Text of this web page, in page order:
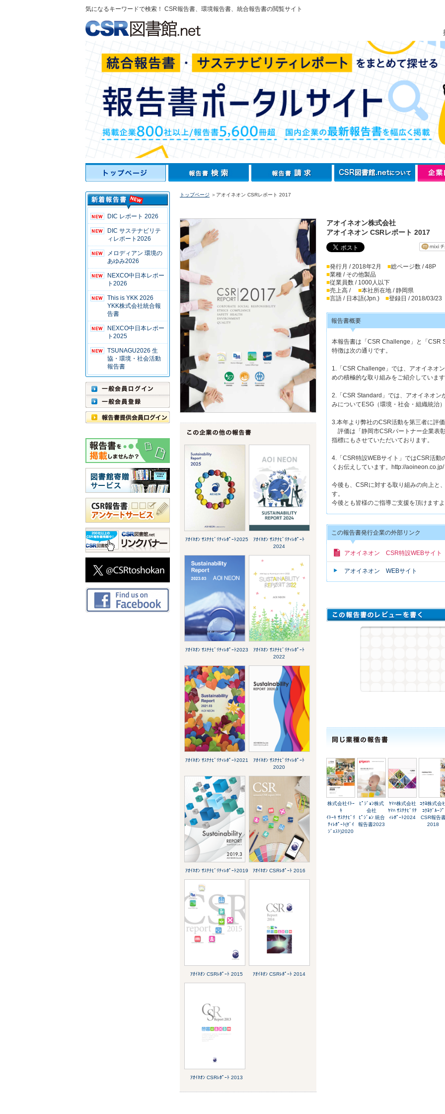
気になるキーワードで検索！ CSR報告書、環境報告書、統合報告書の閲覧サイト
DIC レポート 2026
DIC サステナビリテ
ィレポート2026
メロディアン 環境の
あゆみ2026
NEXCO中日本レポー
ト2026
This is YKK 2026
YKK株式会社統合報
告書
NEXCO中日本レポー
ト2025
TSUNAGU2026 生
協・環境・社会活動
報告書
トップページ ＞アオイネオン CSRレポート 2017
ｱｵｲﾈｵﾝ ｻｽﾃﾅﾋﾞﾘﾃｨﾚﾎﾟｰﾄ2025
ｱｵｲﾈｵﾝ ｻｽﾃﾅﾋﾞﾘﾃｨﾚﾎﾟｰﾄ
2024
ｱｵｲﾈｵﾝ ｻｽﾃﾅﾋﾞﾘﾃｨﾚﾎﾟｰﾄ2023
ｱｵｲﾈｵﾝ ｻｽﾃﾅﾋﾞﾘﾃｨﾚﾎﾟｰﾄ
2022
ｱｵｲﾈｵﾝ ｻｽﾃﾅﾋﾞﾘﾃｨﾚﾎﾟｰﾄ2021
ｱｵｲﾈｵﾝ ｻｽﾃﾅﾋﾞﾘﾃｨﾚﾎﾟｰﾄ
2020
ｱｵｲﾈｵﾝ ｻｽﾃﾅﾋﾞﾘﾃｨﾚﾎﾟｰﾄ2019 ｱｵｲﾈｵﾝ CSRﾚﾎﾟｰﾄ 2016
ｱｵｲﾈｵﾝ CSRﾚﾎﾟｰﾄ 2015 ｱｵｲﾈｵﾝ CSRﾚﾎﾟｰﾄ 2014
ｱｵｲﾈｵﾝ CSRﾚﾎﾟｰﾄ 2013
アオイネオン株式会社
アオイネオン CSRレポート 2017
■発行月 / 2018年2月 ■総ページ数 / 48P
■業種 / その他製品
■従業員数 / 1000人以下
■売上高 / ■本社所在地 / 静岡県
■言語 / 日本語(Jpn.) ■登録日 / 2018/03/23
報告書概要
本報告書は「CSR Challenge」と「CSR
特徴は次の通りです。
1.「CSR Challenge」では、アオイネオ
めの積極的な取り組みをご紹介していま
2.「CSR Standard」では、アオイネオン
みについてESG（環境・社会・組織統治
3.本年より弊社のCSR活動を第三者に評
評価は「静岡市CSRパートナー企業表
指標にもさせていただいております。
4.「CSR特設WEBサイト」ではCSR活動
くお伝えしています。http://aoineon.co.jp/
今後も、CSRに対する取り組みの向上と
す。
今後とも皆様のご指導ご支援を頂けます
この報告書発行企業の外部リンク
アオイネオン CSR特設WEBサイト
アオイネオン WEBサイト
株式会社ｲﾄｰ
ｷ
ｲﾄｰｷ ｻｽﾃﾅﾋﾞﾘ
ﾃｨﾚﾎﾟｰﾄ(ﾀﾞｲ
ｼﾞｪｽﾄ)2020
ﾋﾟｼﾞｮﾝ株式
会社
ﾋﾟｼﾞｮﾝ 統合
報告書2023
ﾔﾏﾊ株式会社
ﾔﾏﾊ ｻｽﾃﾅﾋﾞﾘﾃ
ｨﾚﾎﾟｰﾄ2024
ｺｸﾖ株式会
ｺｸﾖｸﾞﾙｰﾌﾟ
CSR報告
2018